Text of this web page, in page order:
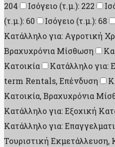
204
Ισόγειο (τ.μ.): 222
(τ.μ.): 60
Ισόγειο (τ.μ.): 68
Κατάλληλο για: Αγροτική
Βραχυχρόνια Μίσθωση
Κατοικία
Κατάλληλο για:
term Rentals, Επένδυση
Κατοικία, Βραχυχρόνια
Κατάλληλο για: Εξοχική
Κατάλληλο για:
Τουριστική Εκμετάλλευση,